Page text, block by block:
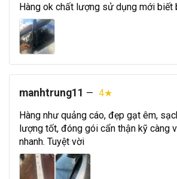
Hàng ok chất lượng sử dụng mới biết
manhtrung11 — 4★
Hàng như quảng cáo, đẹp gạt êm,
lượng tốt, đóng gói cẩn thận kỹ càng
nhanh. Tuyệt vời